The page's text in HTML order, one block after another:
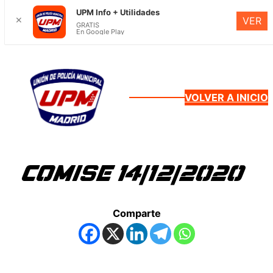
contenido
VOLVER A INICIO
COMISE 14/12/2020
Comparte
✕
UPM Info + Utilidades
GRATIS
En Google Play
VER